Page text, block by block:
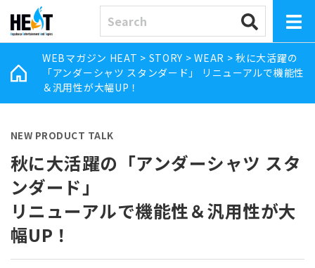
WEBマガジン HEAT > STORY >WEAR >秋に大活躍の
「アンダーシャツ スタンダード」 リニューアルで機能性
＆汎用性が大幅UP！
NEW PRODUCT TALK
秋に大活躍の「アンダーシャツ スタ
ンダード」
リニューアルで機能性＆汎用性が大
幅UP！